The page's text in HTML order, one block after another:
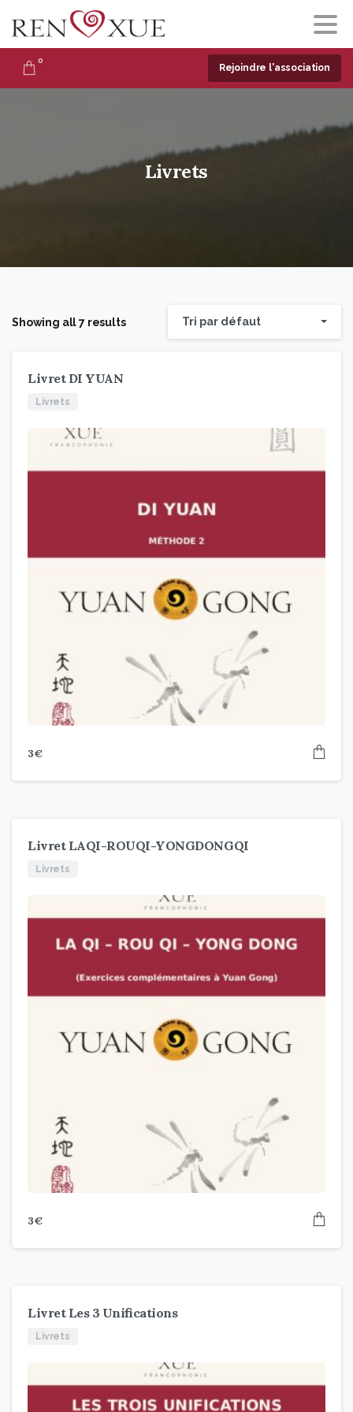
0
Rejoindre l'association
Livrets
Showing all 7 results Tri par défaut
Livret DI YUAN
Livrets
3€
Livret LAQI-ROUQI-YONGDONGQI
Livrets
3€
Livret Les 3 Unifications
Livrets